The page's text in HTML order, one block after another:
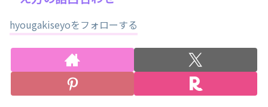
hyougakiseyoをフォローする